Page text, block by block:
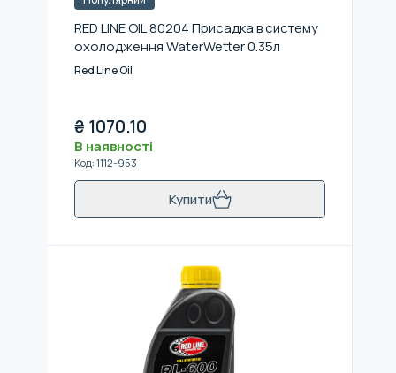
RED LINE OIL 80204 Присадка в систему
охолодження WaterWetter 0.35л
Red Line Oil
₴ 1070.10
В наявності
Код:1112-953
Купити